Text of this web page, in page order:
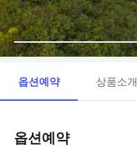
옵션예약 상품소개
옵션예약